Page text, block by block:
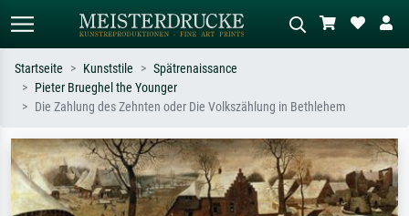
Standardsuche KI-Bildersuche
oder Stilen – z.B. Monet,
Sternennacht, Impressionismus, Welle
Hokusai, Akt.
Wiese, Abstrakt mit viel Rot, Dunkles
Ölgemälde, Stehender Akt neben einem
Baum.
Startseite Kunststile
Spätrenaissance
Pieter Brueghel the Younger
Die Zahlung des Zehnten oder Die Volkszählung in Bethlehem